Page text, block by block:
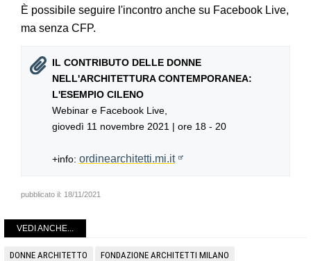
È possibile seguire l'incontro anche su Facebook Live,
ma senza CFP.
IL CONTRIBUTO DELLE DONNE
NELL'ARCHITETTURA CONTEMPORANEA:
L'ESEMPIO CILENO
Webinar e Facebook Live,
giovedì 11 novembre 2021 | ore 18 - 20
+info: ordinearchitetti.mi.it
pubblicato il: 18/11/2021
VEDI ANCHE...
DONNE ARCHITETTO FONDAZIONE ARCHITETTI MILANO